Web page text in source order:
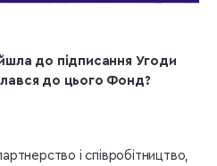
до підписання Угоди
до цього Фонд?
і співробітництво,